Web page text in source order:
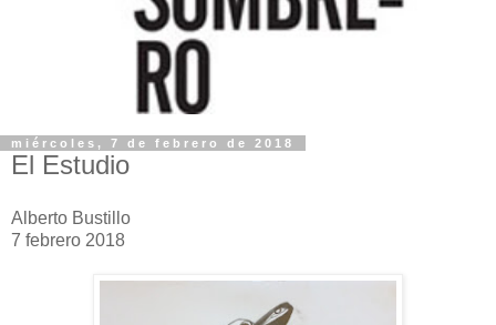
miércoles, 7 de febrero de 2018
El Estudio
Alberto Bustillo
7 febrero 2018